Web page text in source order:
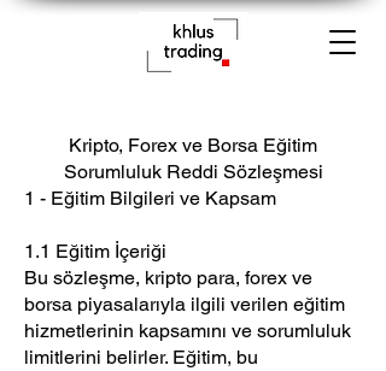
Kripto, Forex ve Borsa Eğitim
Sorumluluk Reddi Sözleşmesi
1 - Eğitim Bilgileri ve Kapsam
1.1 Eğitim İçeriği
Bu sözleşme, kripto para, forex ve
borsa piyasalarıyla ilgili verilen eğitim
hizmetlerinin kapsamını ve sorumluluk
limitlerini belirler. Eğitim, bu